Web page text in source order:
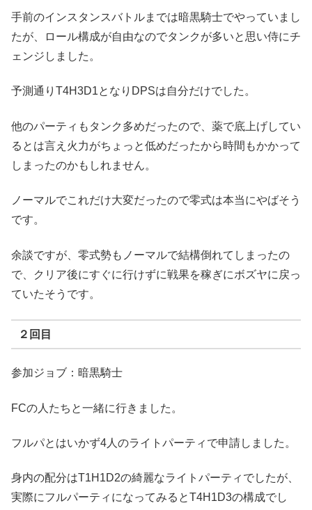
手前のインスタンスバトルまでは暗黒騎士でやっていまし
たが、ロール構成が自由なのでタンクが多いと思い侍にチ
ェンジしました。
予測通りT4H3D1となりDPSは自分だけでした。
他のパーティもタンク多めだったので、薬で底上げしてい
るとは言え火力がちょっと低めだったから時間もかかって
しまったのかもしれません。
ノーマルでこれだけ大変だったので零式は本当にやばそう
です。
余談ですが、零式勢もノーマルで結構倒れてしまったの
で、クリア後にすぐに行けずに戦果を稼ぎにボズヤに戻っ
ていたそうです。
２回目
参加ジョブ：暗黒騎士
FCの人たちと一緒に行きました。
フルパとはいかず4人のライトパーティで申請しました。
身内の配分はT1H1D2の綺麗なライトパーティでしたが、
実際にフルパーティになってみるとT4H1D3の構成でし